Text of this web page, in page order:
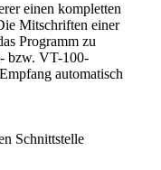
einen kompletten
Mitschriften einer
Programm zu
bzw. VT-100-
automatisch
Schnittstelle